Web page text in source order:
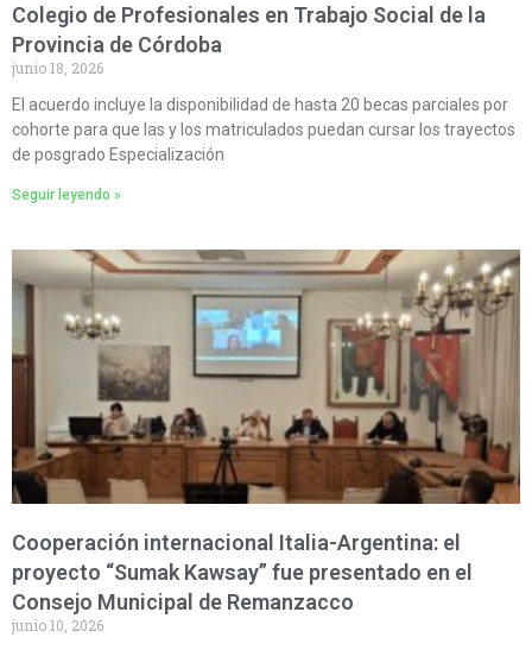
Colegio de Profesionales en Trabajo Social de la
Provincia de Córdoba
junio 18, 2026
El acuerdo incluye la disponibilidad de hasta 20 becas parciales por
cohorte para que las y los matriculados puedan cursar los trayectos
de posgrado Especialización
Seguir leyendo »
Cooperación internacional Italia-Argentina: el
proyecto “Sumak Kawsay” fue presentado en el
Consejo Municipal de Remanzacco
junio 10, 2026